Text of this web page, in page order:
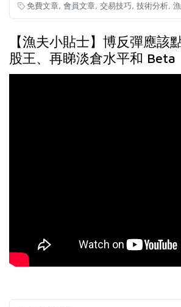
免費文章 會員文章 交易技巧 技術分析
【漁夫小貼士】博反彈應該
股王、再睇淡倉水平和 Beta